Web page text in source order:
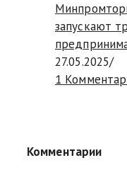
запускают
27.05.2025/
1
Комментарии